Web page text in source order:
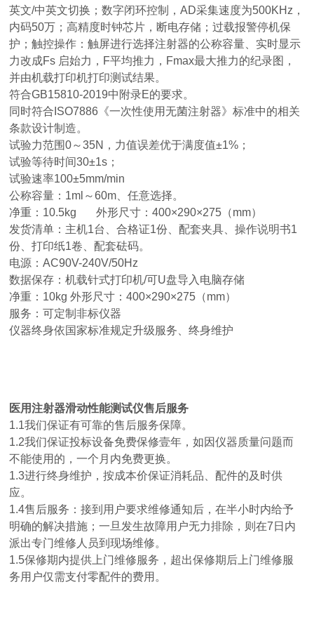
英文/中英文切换；数字闭环控制，AD采集速度为500KHz，
内码50万；高精度时钟芯片，断电存储；过载报警停机保
护；触控操作：触屏进行选择注射器的公称容量、实时显示
力改成Fs 启始力，F平均推力，Fmax最大推力的纪录图，
并由机载打印机打印测试结果。
符合GB15810-2019中附录E的要求。
同时符合ISO7886《一次性使用无菌注射器》标准中的相关
条款设计制造。
试验力范围0～35N，力值误差优于满度值±1%；
试验等待时间30±1s；
试验速率100±5mm/min
公称容量：1ml～60m、任意选择。
净重：10.5kg 外形尺寸：400×290×275（mm）
发货清单：主机1台、合格证1份、配套夹具、操作说明书1
份、打印纸1卷、配套砝码。
电源：AC90V-240V/50Hz
数据保存：机载针式打印机/可U盘导入电脑存储
净重：10kg 外形尺寸：400×290×275（mm）
服务：可定制非标仪器
仪器终身依国家标准规定升级服务、终身维护
医用注射器滑动性能测试仪售后服务
1.1我们保证有可靠的售后服务保障。
1.2我们保证投标设备免费保修壹年，如因仪器质量问题而
不能使用的，一个月内免费更换。
1.3进行终身维护，按成本价保证消耗品、配件的及时供
应。
1.4售后服务：接到用户要求维修通知后，在半小时内给予
明确的解决措施；一旦发生故障用户无力排除，则在7日内
派出专门维修人员到现场维修。
1.5保修期内提供上门维修服务，超出保修期后上门维修服
务用户仅需支付零配件的费用。